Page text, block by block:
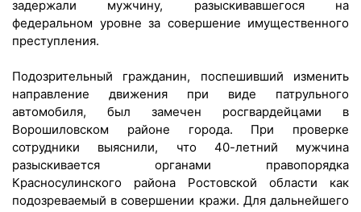
задержали мужчину, разыскивавшегося на
федеральном уровне за совершение имущественного
преступления.
Подозрительный гражданин, поспешивший изменить
направление движения при виде патрульного
автомобиля, был замечен росгвардейцами в
Ворошиловском районе города. При проверке
сотрудники выяснили, что 40-летний мужчина
разыскивается органами правопорядка
Красносулинского района Ростовской области как
подозреваемый в совершении кражи. Для дальнейшего